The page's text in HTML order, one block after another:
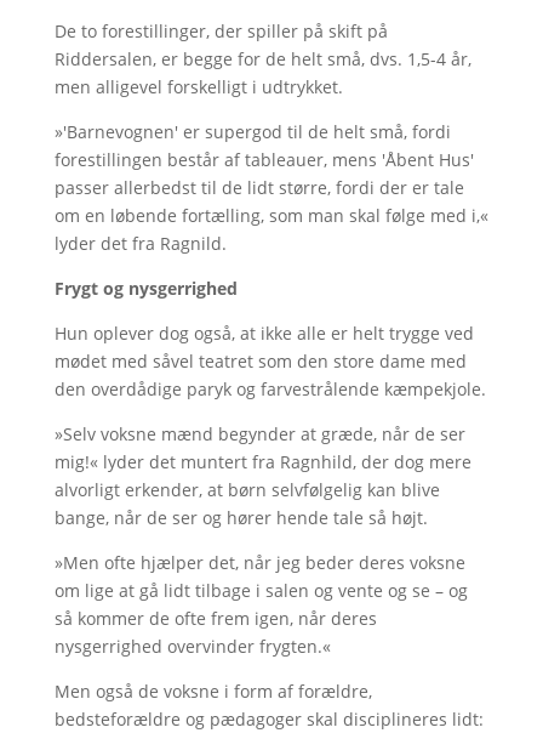
De to forestillinger, der spiller på skift på
Riddersalen, er begge for de helt små, dvs. 1,5-4 år,
men alligevel forskelligt i udtrykket.
»'Barnevognen' er supergod til de helt små, fordi
forestillingen består af tableauer, mens 'Åbent Hus'
passer allerbedst til de lidt større, fordi der er tale
om en løbende fortælling, som man skal følge med i,«
lyder det fra Ragnild.
Frygt og nysgerrighed
Hun oplever dog også, at ikke alle er helt trygge ved
mødet med såvel teatret som den store dame med
den overdådige paryk og farvestrålende kæmpekjole.
»Selv voksne mænd begynder at græde, når de ser
mig!« lyder det muntert fra Ragnhild, der dog mere
alvorligt erkender, at børn selvfølgelig kan blive
bange, når de ser og hører hende tale så højt.
»Men ofte hjælper det, når jeg beder deres voksne
om lige at gå lidt tilbage i salen og vente og se – og
så kommer de ofte frem igen, når deres
nysgerrighed overvinder frygten.«
Men også de voksne i form af forældre,
bedsteforældre og pædagoger skal disciplineres lidt: